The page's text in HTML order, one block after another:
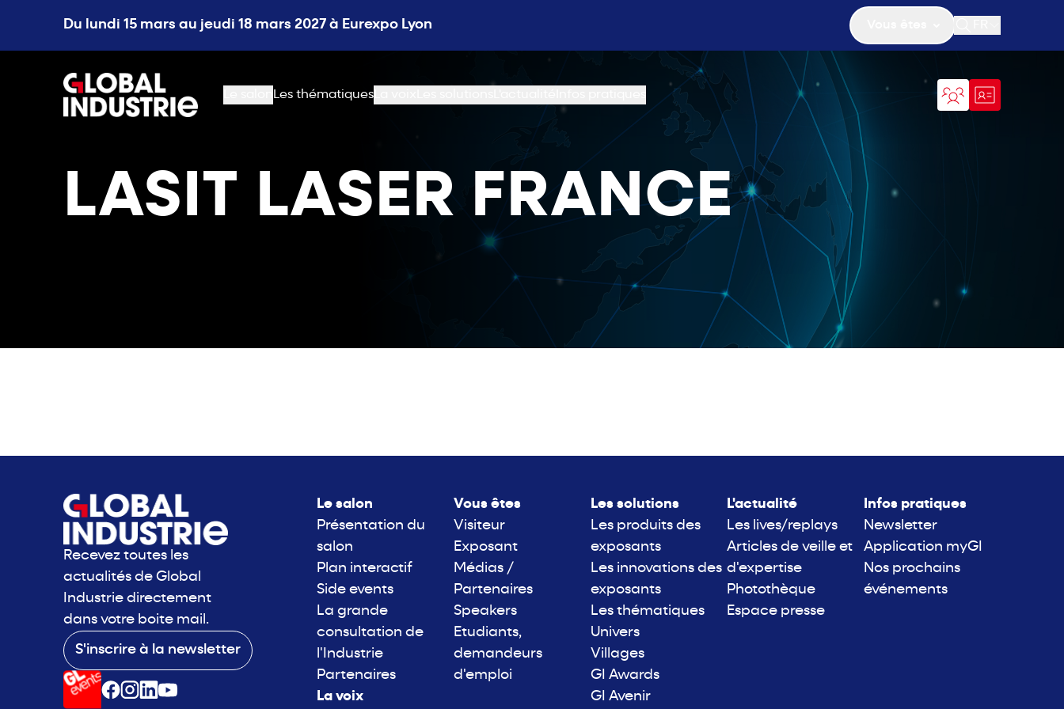
Du lundi 15 mars au jeudi 18 mars 2027 à Eurexpo Lyon
Ouvrir la
page.home
Les thématiques
LASIT LASER FRANCE
Recevez toutes les
actualités de Global
Industrie directement
dans votre boite mail.
S'inscrire à la newsletter
Le salon
Présentation du
salon
Plan interactif
Side events
La grande
consultation de
l'Industrie
Partenaires
La voix
Vous êtes
Visiteur
Exposant
Médias /
Partenaires
Speakers
Etudiants,
demandeurs
d'emploi
Les solutions
Les produits des
exposants
Les innovations des
exposants
Les thématiques
Univers
Villages
GI Awards
GI Avenir
L'actualité
Les lives/replays
Articles de veille et
d'expertise
Photothèque
Espace presse
Infos pratiques
Newsletter
Application myGI
Nos prochains
événements